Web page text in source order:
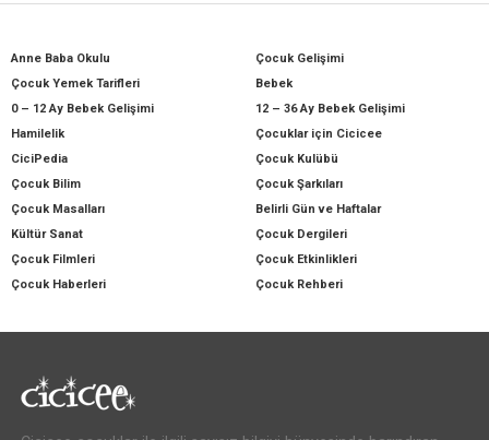
Anne Baba Okulu
Çocuk Gelişimi
Çocuk Yemek Tarifleri
Bebek
0 – 12 Ay Bebek Gelişimi
12 – 36 Ay Bebek Gelişimi
Hamilelik
Çocuklar için Cicicee
CiciPedia
Çocuk Kulübü
Çocuk Bilim
Çocuk Şarkıları
Çocuk Masalları
Belirli Gün ve Haftalar
Kültür Sanat
Çocuk Dergileri
Çocuk Filmleri
Çocuk Etkinlikleri
Çocuk Haberleri
Çocuk Rehberi